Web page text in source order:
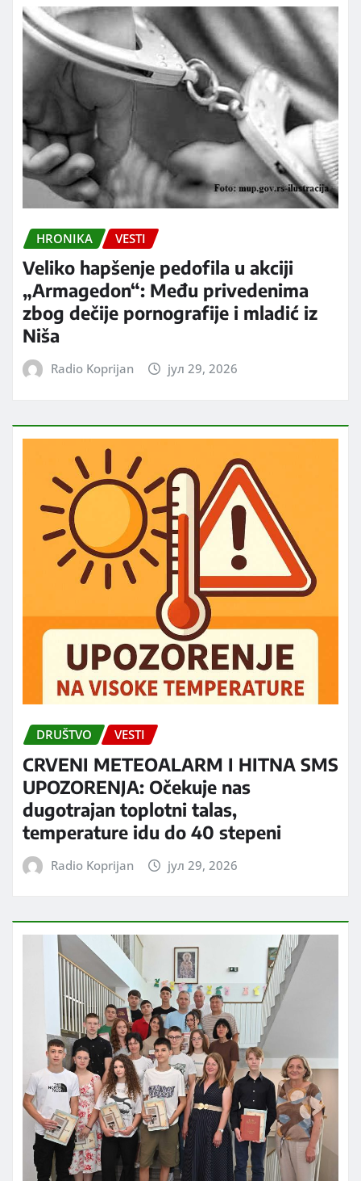
HRONIKA VESTI
Veliko hapšenje pedofila u akciji
„Armagedon“: Među privedenima
zbog dečije pornografije i mladić iz
Niša
Radio Koprijan јул 29, 2026
DRUŠTVO VESTI
CRVENI METEOALARM I HITNA SMS
UPOZORENJA: Očekuje nas
dugotrajan toplotni talas,
temperature idu do 40 stepeni
Radio Koprijan јул 29, 2026